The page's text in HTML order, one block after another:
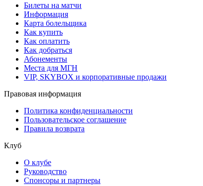
Билеты на матчи
Информация
Карта болельщика
Как купить
Как оплатить
Как добраться
Абонементы
Места для МГН
VIP, SKYBOX и корпоративные продажи
Правовая информация
Политика конфиденциальности
Пользовательское соглашение
Правила возврата
Клуб
О клубе
Руководство
Спонсоры и партнеры